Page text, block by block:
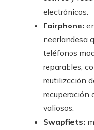
electrónicos.
Fairphone:
neerlandesa
teléfonos
reparables,
reutilización
recuperación
valiosos.
Swapfiets: